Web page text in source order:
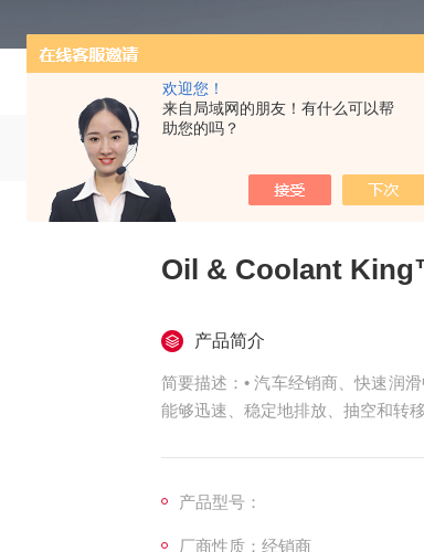
欢迎您！
来自局域网的朋友！有什么可以帮
助您的吗？
Oil & Coolant
产品简介
简要描述：• 汽车经销商、快速润
能够迅速、稳定地排放、抽空和转
产品型号：
厂商性质：经销商